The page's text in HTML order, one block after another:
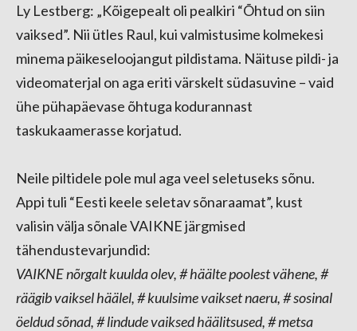
Ly Lestberg: „Kõigepealt oli pealkiri “Õhtud on siin
vaiksed”. Nii ütles Raul, kui valmistusime kolmekesi
minema päikeseloojangut pildistama. Näituse pildi- ja
videomaterjal on aga eriti värskelt südasuvine – vaid
ühe pühapäevase õhtuga kodurannast
taskukaamerasse korjatud.
Neile piltidele pole mul aga veel seletuseks sõnu.
Appi tuli “Eesti keele seletav sõnaraamat”, kust
valisin välja sõnale VAIKNE järgmised
tähendustevarjundid:
VAIKNE nõrgalt kuulda olev, # häälte poolest vähene, #
räägib vaiksel häälel, # kuulsime vaikset naeru, # sosinal
öeldud sõnad, # lindude vaiksed häälitsused, # metsa